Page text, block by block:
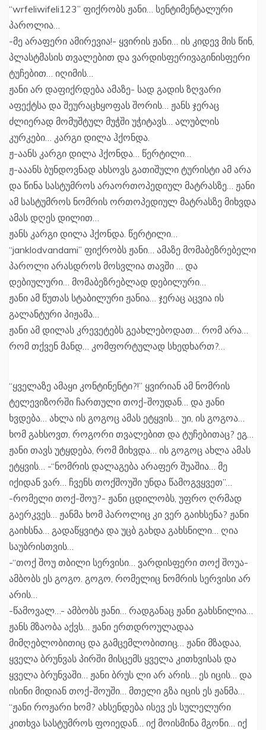
“wrfeliwifeli123” ფიქრობს ჟანი… სენტიმენტალური
პაროლია…
-მე არაფერი ამირევია!- ყვირის ჟანი… ის კიდევ მის წინ,
პლასტმასის თვალებით და ვარდისფერივაგინისფერი
ტუჩებით… იღიმის…
ჟანი არ დაფიქრდება ამაზე- სად გადის ზღვარი
აფექტსა და შეურაცხყოფას შორის… ჟანს ჯერაც
ძლიერად მომუშტულ მუჭში უჭიტავს… ალუბლის
კურკები… კარგი დილა ჰქონდა.
ჟ-აანს კარგი დილა ჰქონდა… წერტილი…
ჟ-ააანს ბუნდოვნად ახსოვს გათიშული ტურისტი ამ არა
და წინა სასტუმროს არაორთოპედიულ მატრასზე… ჟანი
ამ სასტუმროს ნომრის ორთოპედიულ მატრასზე მიხვდა
ამას დღეს დილით…
ჟანს კარგი დილა ჰქონდა. წერტილი…
“janklodvandami” ფიქრობს ჟანი… ამაზე მომაბეზრებელი
პაროლი არასდროს მოსვლია თავში … და
დებიულური… მომაბეზრებლად დებილური…
ჟანი ამ წუთას სტაბილური ჟანია… ჯერაც აცვია ის
გალანტური პიჟამა…
ჟანი ამ დილას კრევეტებს გეახლებოდათ… რომ არა…
რომ თქვენ მანდ… კომფორტულად სხედხართ?…
“ყველაზე ამაყი კონტინენტი?!” ყვირიან ამ ნომრის
ტელევიზორში ჩართული თოქ-შოუდან… და ჟანი
ხვდება… ახლა ის გოგოც ამას ეტყვის… უი, ის გოგოა…
ხომ გახსოვთ, როგორი თვალებით და ტუჩებითაც? ეგ…
ჟანი თავს უტყდება, რომ მიხვდა… ის გოგოც ახლა ამას
ეტყვის… -“ნომრის დალაგება არაფერ შუაშია… მე
იქიდან ვარ… ჩვენს თოქშოუში უნდა წამოგვყვეთ”…
-რომელი თოქ-შოუ?- ჟანი ცდილობს, უფრო ღრმად
გაერკვეს… ჟანმა ხომ პაროლიც კი ვერ გაიხსენა? ჟანი
გაიხსნა… გადაწყვიტა და უცბ გახდა გახსნილი… ღია
საუბრისთვის…
-“თოქ შოუ თბილი სერვისი… ვარდისფერი თოქ შოუა-
ამბობს ეს გოგო. გოგო, რომელიც ნომრის სერვისი არ
არის…
-წამოვალ…- ამბობს ჟანი… რადგანაც ჟანი გახსნილია…
ჟანს მზაობა აქვს… ჟანი ერთდროულადაა
მიმღებლობითიც და გამცემლობითიც… ჟანი მზადაა,
ყველა ბრუნვას პირში მისცემს ყველა კითხვისას და
ყველა ბრუნვაში… ჟანი ბრუს ლი არ არის… ეს იცის… და
ისინი მიდიან თოქ-შოუში… მთელი გზა იცის ეს ჟანმა…
“ჟანი როჟარი ხომ? ახსენდება ისევ ეს სულელური
კითხვა სასტუმროს ფოიედან… იქ მოისმინა მგონი… იქ